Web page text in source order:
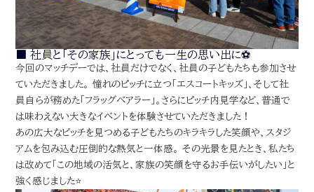
■社員と「その家族」にとっても一生の思い出に⚽️
今回のマッチデーでは、社員だけでなく、社員の子どもたちも参加させ
ていただきました。 憧れのピッチに立つ「エスコートキッズ」、そして社
員自らが務めた「フラッグベアラー」。さらにピッチ内見学など、普通で
は味わえない大きなイベントを体験させていただきました！
あの広大なピッチを見つめる子どもたちのキラキラした笑顔や、スタジ
アムを包み込む圧倒的な熱気と一体感。 その光景を見たとき、私たち
は改めて「この地域の活気と、家族の笑顔を守るお手伝いがしたい」と
強く感じました⭐️